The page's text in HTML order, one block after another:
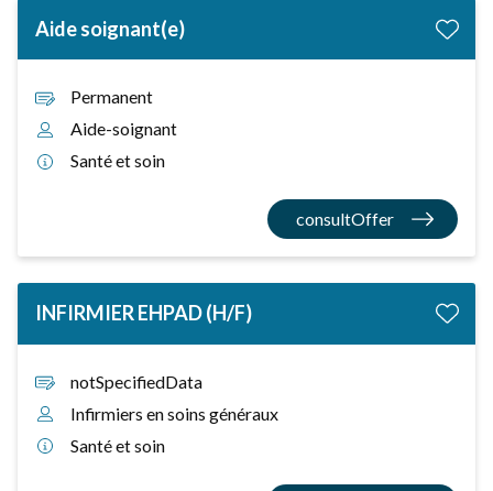
Aide soignant(e)
Permanent
Aide-soignant
Santé et soin
consultOffer
INFIRMIER EHPAD (H/F)
notSpecifiedData
Infirmiers en soins généraux
Santé et soin